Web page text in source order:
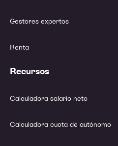
Gestores expertos
Renta
Recursos
Calculadora salario neto
Calculadora cuota de autónomo